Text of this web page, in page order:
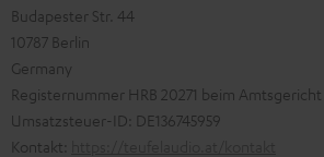
Budapester Str. 44
10787 Berlin
Germany
Registernummer HRB 20271 beim
Umsatzsteuer-ID: DE136745959
Kontakt: